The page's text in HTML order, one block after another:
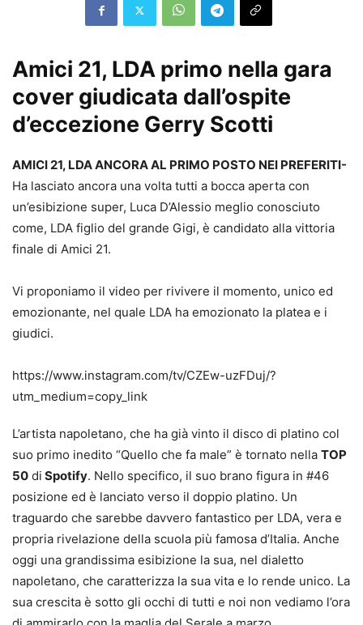
Amici 21, LDA primo nella gara
cover giudicata dall’ospite
d’eccezione Gerry Scotti
AMICI 21, LDA ANCORA AL PRIMO POSTO NEI PREFERITI-
Ha lasciato ancora una volta tutti a bocca aperta con
un’esibizione super, Luca D’Alessio meglio conosciuto
come, LDA figlio del grande Gigi, è candidato alla vittoria
finale di Amici 21.
Vi proponiamo il video per rivivere il momento, unico ed
emozionante, nel quale LDA ha emozionato la platea e i
giudici.
https://www.instagram.com/tv/CZEw-uzFDuj/?
utm_medium=copy_link
L’artista napoletano, che ha già vinto il disco di platino col
suo primo inedito “Quello che fa male” è tornato nella TOP
50 di Spotify. Nello specifico, il suo brano figura in #46
posizione ed è lanciato verso il doppio platino. Un
traguardo che sarebbe davvero fantastico per LDA, vera e
propria rivelazione della scuola più famosa d’Italia. Anche
oggi una grandissima esibizione la sua, nel dialetto
napoletano, che caratterizza la sua vita e lo rende unico. La
sua crescita è sotto gli occhi di tutti e noi non vediamo l’ora